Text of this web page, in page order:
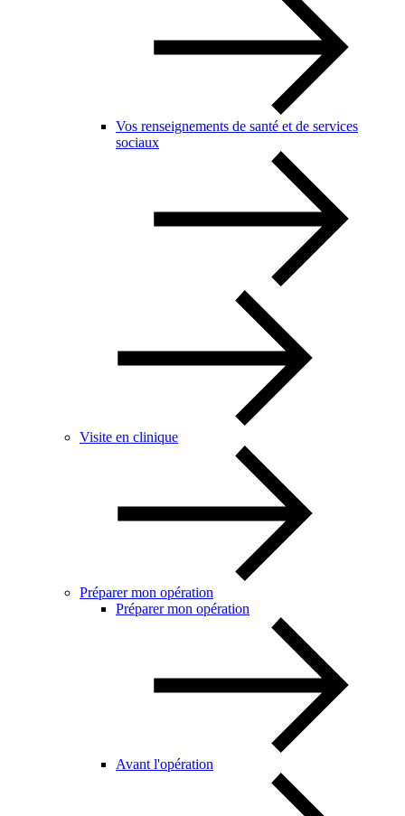
Vos renseignements de santé et de services
sociaux
Visite en clinique
Préparer mon opération
Préparer mon opération
Avant l'opération